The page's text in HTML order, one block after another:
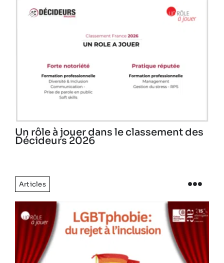
Un rôle à jouer dans le classement des
Décideurs 2026
Articles